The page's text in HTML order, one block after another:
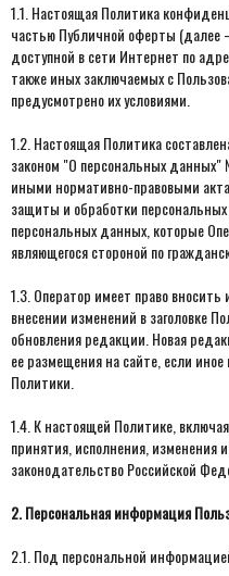
1.1. Настоящая Политика
частью Публичной оферты
доступной в сети Интернет по
также иных заключаемых с
предусмотрено их условиями.
1.2. Настоящая Политика
законом "О персональных
иными нормативно-правовыми
защиты и обработки
персональных данных, которые
являющегося стороной по
1.3. Оператор имеет право
внесении изменений в заголовке
обновления редакции. Новая
ее размещения на сайте, если
Политики.
1.4. К настоящей Политике,
принятия, исполнения,
законодательство Российской
2. Персональная информация
2.1. Под персональной